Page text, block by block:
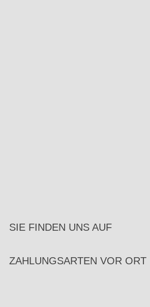
SIE FINDEN UNS AUF
ZAHLUNGSARTEN VOR ORT